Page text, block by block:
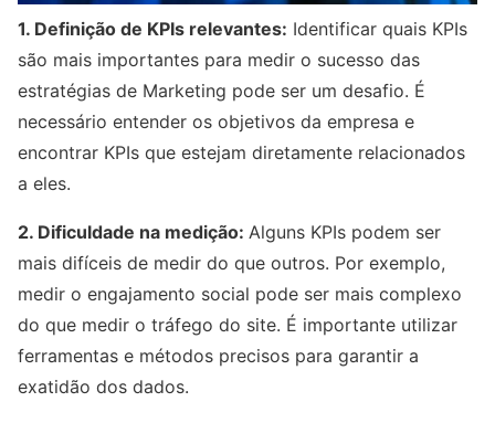
1. Definição de KPIs relevantes: Identificar quais KPIs
são mais importantes para medir o sucesso das
estratégias de Marketing pode ser um desafio. É
necessário entender os objetivos da empresa e
encontrar KPIs que estejam diretamente relacionados
a eles.
2. Dificuldade na medição: Alguns KPIs podem ser
mais difíceis de medir do que outros. Por exemplo,
medir o engajamento social pode ser mais complexo
do que medir o tráfego do site. É importante utilizar
ferramentas e métodos precisos para garantir a
exatidão dos dados.